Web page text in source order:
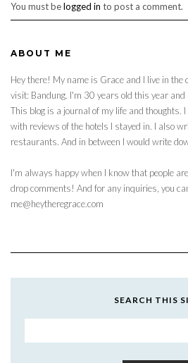
You must belogged in to post a comment.
ABOUT ME
Hey there! My name is Grace and I live in
visit: Bandung. I'm 30 years old this year and
This blog is a journal of my life and thoughts.
with reviews of the hotels I stayed in. I also
restaurants. And in between I would write
I'm always happy when I know that people
drop comments! And for any inquiries, you
me@heytheregrace.com
SEARCH THIS